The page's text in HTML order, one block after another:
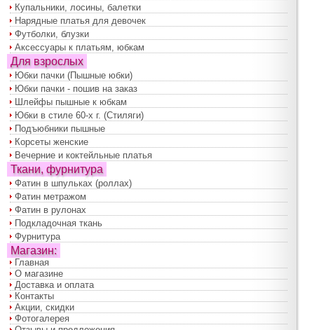
Купальники, лосины, балетки
Нарядные платья для девочек
Футболки, блузки
Аксессуары к платьям, юбкам
Для взрослых
Юбки пачки (Пышные юбки)
Юбки пачки - пошив на заказ
Шлейфы пышные к юбкам
Юбки в стиле 60-х г. (Стиляги)
Подъюбники пышные
Корсеты женские
Вечерние и коктейльные платья
Ткани, фурнитура
Фатин в шпульках (роллах)
Фатин метражом
Фатин в рулонах
Подкладочная ткань
Фурнитура
Магазин:
Главная
О магазине
Доставка и оплата
Контакты
Акции, скидки
Фотогалерея